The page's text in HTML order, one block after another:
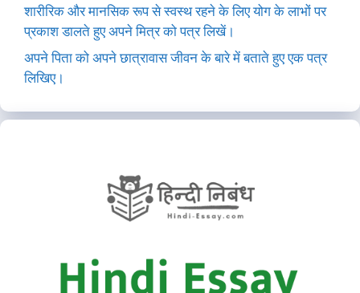
शारीरिक और मानसिक रूप से स्वस्थ रहने के लिए योग के लाभों पर
प्रकाश डालते हुए अपने मित्र को पत्र लिखें।
अपने पिता को अपने छात्रावास जीवन के बारे में बताते हुए एक पत्र
लिखिए।